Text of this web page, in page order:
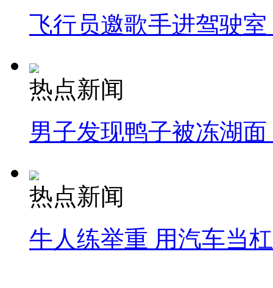
飞行员邀歌手进驾驶
热点新闻
男子发现鸭子被冻湖
热点新闻
牛人练举重 用汽车当